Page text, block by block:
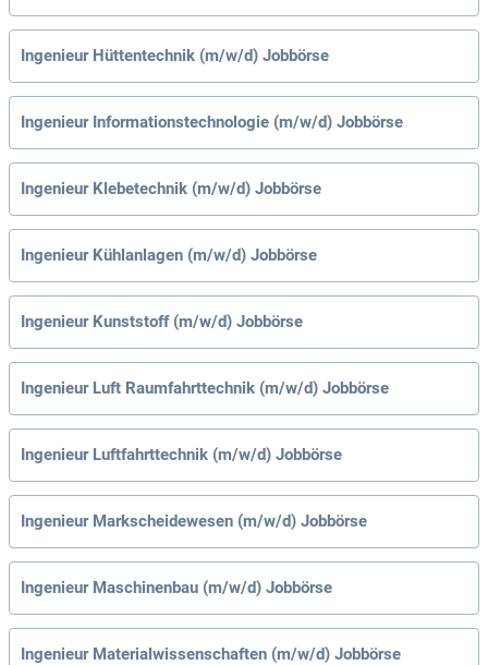
Ingenieur Hüttentechnik (m/w/d) Jobbörse
Ingenieur Informationstechnologie (m/w/d) Jobbörse
Ingenieur Klebetechnik (m/w/d) Jobbörse
Ingenieur Kühlanlagen (m/w/d) Jobbörse
Ingenieur Kunststoff (m/w/d) Jobbörse
Ingenieur Luft Raumfahrttechnik (m/w/d) Jobbörse
Ingenieur Luftfahrttechnik (m/w/d) Jobbörse
Ingenieur Markscheidewesen (m/w/d) Jobbörse
Ingenieur Maschinenbau (m/w/d) Jobbörse
Ingenieur Materialwissenschaften (m/w/d) Jobbörse